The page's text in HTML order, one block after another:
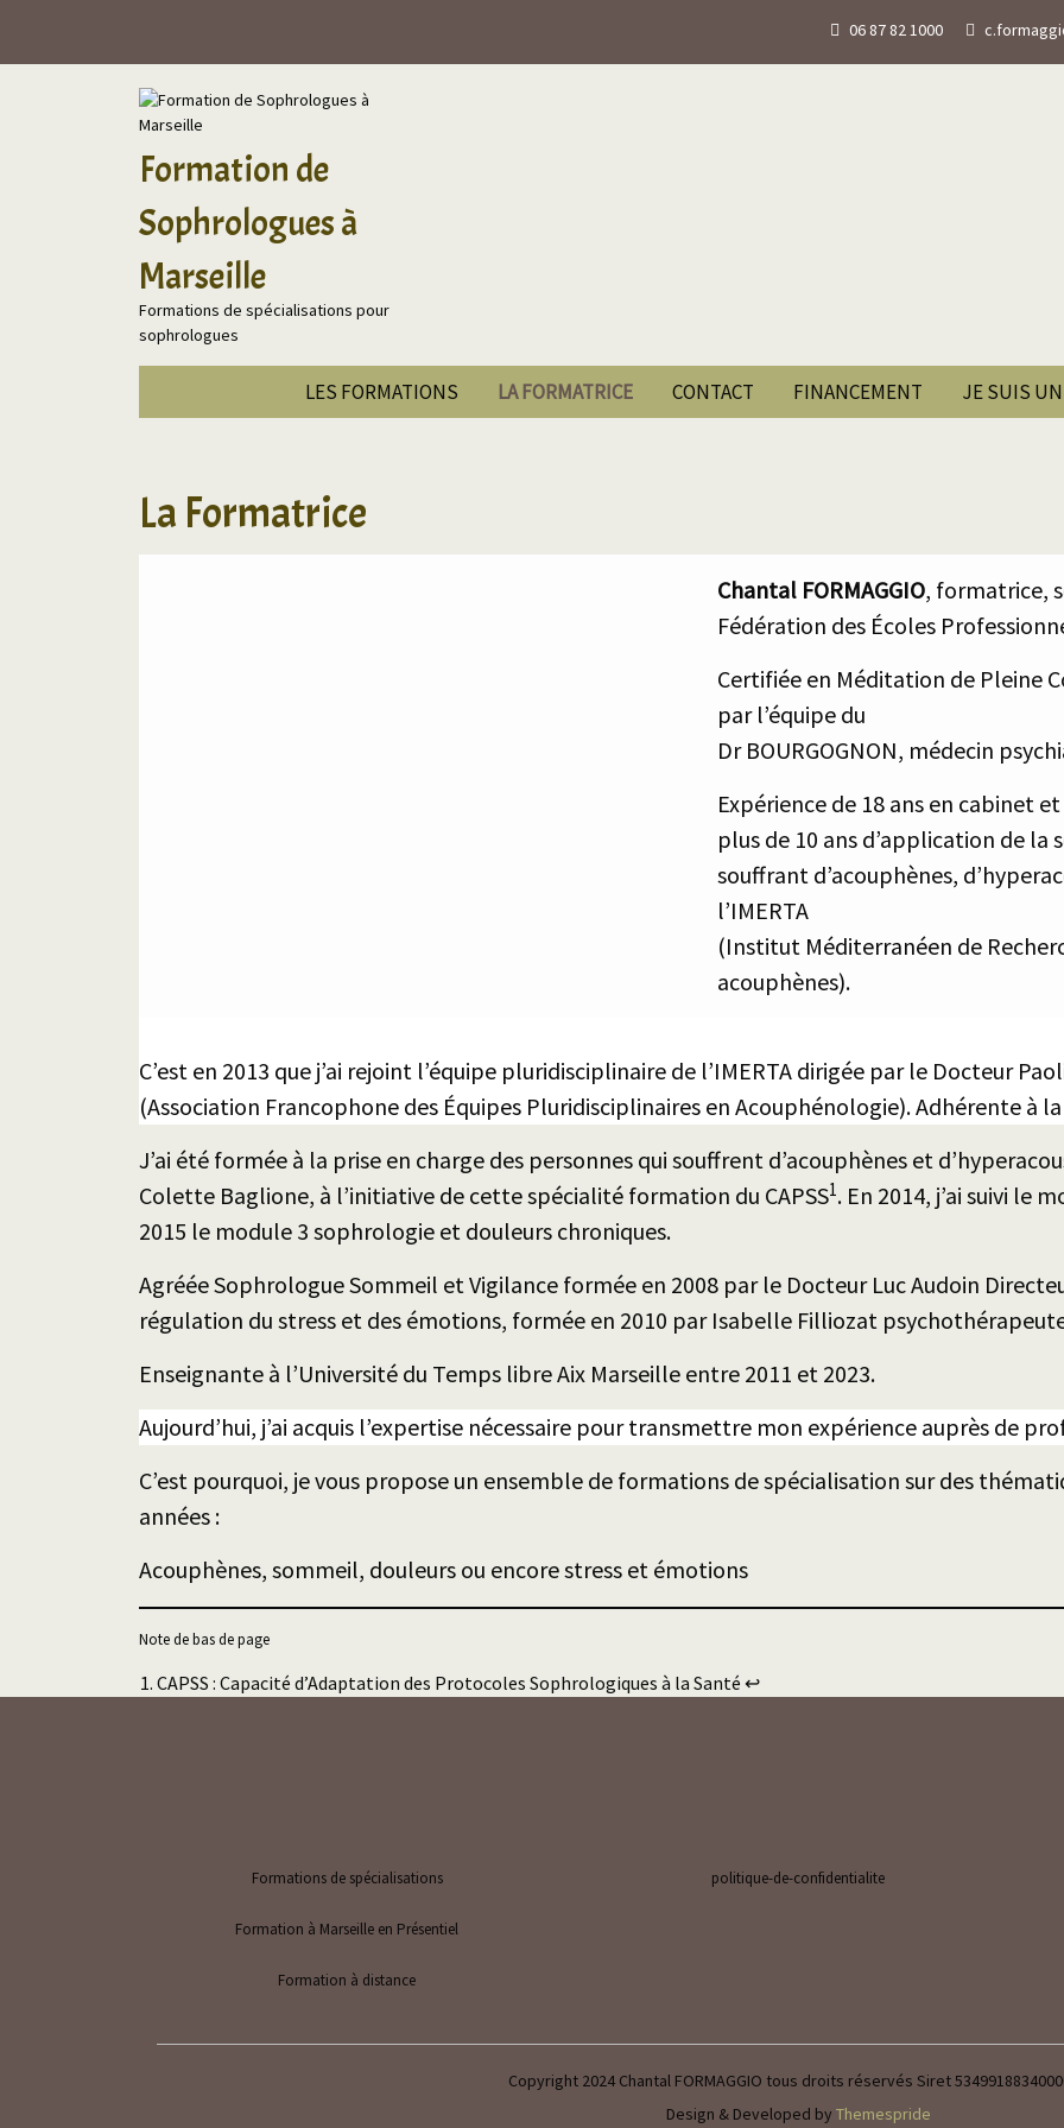
06 87 82 1000
Formation de
Sophrologues à
Marseille
Formations de spécialisations pour
sophrologues
LES FORMATIONS LA FORMATRICE CONTACT FINANCEMENT JE SUIS
La Formatrice
Chantal FORMAGGIO, formatrice,
Fédération des Écoles
Certifiée en Méditation de Pleine
par l’équipe du
Dr BOURGOGNON, médecin
Expérience de 18 ans en cabinet
plus de 10 ans d’application de la
souffrant d’acouphènes,
l’IMERTA
(Institut Méditerranéen de
acouphènes).
C’est en 2013 que j’ai rejoint l’équipe pluridisciplinaire de l’IMERTA dirigée par le Docteur
(Association Francophone des Équipes Pluridisciplinaires en Acouphénologie). Adhérente à
J’ai été formée à la prise en charge des personnes qui souffrent d’acouphènes et
Colette Baglione, à l’initiative de cette spécialité formation du CAPSS1. En 2014, j’ai suivi le
2015 le module 3 sophrologie et douleurs chroniques.
Agréée Sophrologue Sommeil et Vigilance formée en 2008 par le Docteur Luc Audoin
régulation du stress et des émotions, formée en 2010 par Isabelle Filliozat
Enseignante à l’Université du Temps libre Aix Marseille entre 2011 et 2023.
Aujourd’hui, j’ai acquis l’expertise nécessaire pour transmettre mon expérience auprès de
C’est pourquoi, je vous propose un ensemble de formations de spécialisation sur des
années :
Acouphènes, sommeil, douleurs ou encore stress et émotions
Note de bas de page
CAPSS : Capacité d’Adaptation des Protocoles Sophrologiques à la Santé ↩︎
Formations de spécialisations
Formation à Marseille en Présentiel
Formation à distance
politique-de-confidentialite
Copyright 2024 Chantal FORMAGGIO tous droits réservés Siret
Design & Developed by Themespride